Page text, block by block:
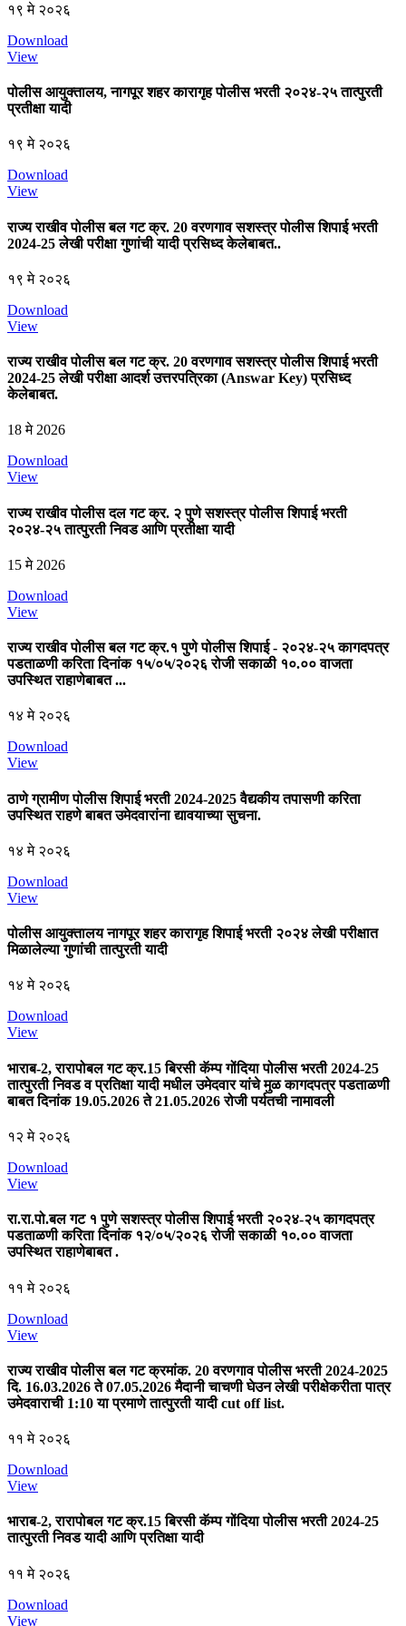
१९ मे २०२६
Download
View
पोलीस आयुक्तालय, नागपूर शहर कारागृह पोलीस भरती २०२४-२५ तात्पुरती
प्रतीक्षा यादी
१९ मे २०२६
Download
View
राज्य राखीव पोलीस बल गट क्र. 20 वरणगाव सशस्त्र पोलीस शिपाई भरती
2024-25 लेखी परीक्षा गुणांची यादी प्रसिध्द केलेबाबत..
१९ मे २०२६
Download
View
राज्य राखीव पोलीस बल गट क्र. 20 वरणगाव सशस्त्र पोलीस शिपाई भरती
2024-25 लेखी परीक्षा आदर्श उत्तरपत्रिका (Answar Key) प्रसिध्द
केलेबाबत.
18 मे 2026
Download
View
राज्य राखीव पोलीस दल गट क्र. २ पुणे सशस्त्र पोलीस शिपाई भरती
२०२४-२५ तात्पुरती निवड आणि प्रतीक्षा यादी
15 मे 2026
Download
View
राज्य राखीव पोलीस बल गट क्र.१ पुणे पोलीस शिपाई - २०२४-२५ कागदपत्र
पडताळणी करिता दिनांक १५/०५/२०२६ रोजी सकाळी १०.०० वाजता
उपस्थित राहाणेबाबत ...
१४ मे २०२६
Download
View
ठाणे ग्रामीण पोलीस शिपाई भरती 2024-2025 वैद्यकीय तपासणी करिता
उपस्थित राहणे बाबत उमेदवारांना द्यावयाच्या सुचना.
१४ मे २०२६
Download
View
पोलीस आयुक्तालय नागपूर शहर कारागृह शिपाई भरती २०२४ लेखी परीक्षात
मिळालेल्‍या गुणांची तात्पुरती यादी
१४ मे २०२६
Download
View
भाराब-2, रारापोबल गट क्र.15 बिरसी कॅम्प गोंदिया पोलीस भरती 2024-25
तात्पुरती निवड व प्रतिक्षा यादी मधील उमेदवार यांचे मुळ कागदपत्र पडताळणी
बाबत दिनांक 19.05.2026 ते 21.05.2026 रोजी पर्यतची नामावली
१२ मे २०२६
Download
View
रा.रा.पो.बल गट १ पुणे सशस्त्र पोलीस शिपाई भरती २०२४-२५ कागदपत्र
पडताळणी करिता दिनांक १२/०५/२०२६ रोजी सकाळी १०.०० वाजता
उपस्थित राहाणेबाबत .
११ मे २०२६
Download
View
राज्य राखीव पोलीस बल गट क्रमांक. 20 वरणगाव पोलीस भरती 2024-2025
दि. 16.03.2026 ते 07.05.2026 मैदानी चाचणी घेउन लेखी परीक्षेकरीता पात्र
उमेदवाराची 1:10 या प्रमाणे तात्पुरती यादी cut off list.
११ मे २०२६
Download
View
भाराब-2, रारापोबल गट क्र.15 बिरसी कॅम्प गोंदिया पोलीस भरती 2024-25
तात्पुरती निवड यादी आणि प्रतिक्षा यादी
११ मे २०२६
Download
View